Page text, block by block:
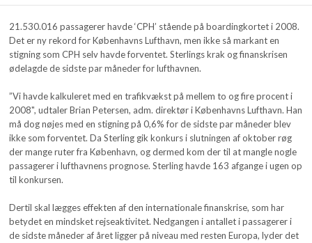
21.530.016 passagerer havde ‘CPH’ stående på boardingkortet i 2008.
Det er ny rekord for Københavns Lufthavn, men ikke så markant en
stigning som CPH selv havde forventet. Sterlings krak og finanskrisen
ødelagde de sidste par måneder for lufthavnen.
”Vi havde kalkuleret med en trafikvækst på mellem to og fire procent i
2008", udtaler Brian Petersen, adm. direktør i Københavns Lufthavn. Han
må dog nøjes med en stigning på 0,6% for de sidste par måneder blev
ikke som forventet. Da Sterling gik konkurs i slutningen af oktober røg
der mange ruter fra København, og dermed kom der til at mangle nogle
passagerer i lufthavnens prognose. Sterling havde 163 afgange i ugen op
til konkursen.
Dertil skal lægges effekten af den internationale finanskrise, som har
betydet en mindsket rejseaktivitet. Nedgangen i antallet i passagerer i
de sidste måneder af året ligger på niveau med resten Europa, lyder det